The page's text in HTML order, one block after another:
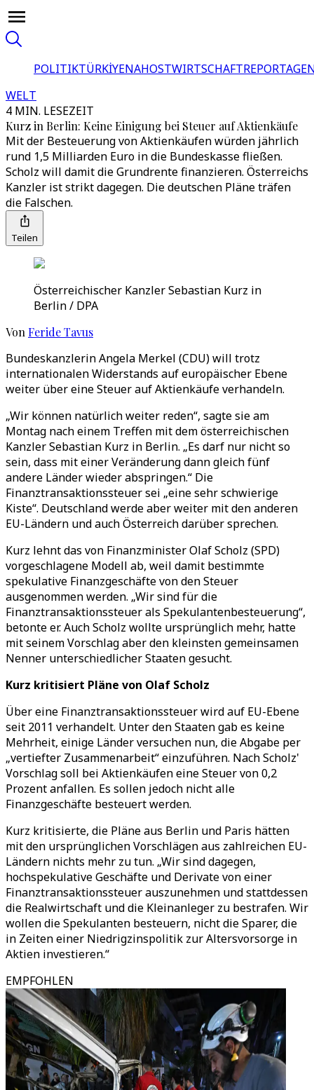
POLITIKTÜRKİYENAHOSTWIRTSCHAFT
WELT
4 MIN. LESEZEIT
Kurz in Berlin: Keine Einigung bei Steuer auf Aktienkäufe
Mit der Besteuerung von Aktienkäufen würden jährlich
rund 1,5 Milliarden Euro in die Bundeskasse fließen.
Scholz will damit die Grundrente finanzieren. Österreichs
Kanzler ist strikt dagegen. Die deutschen Pläne träfen
die Falschen.
Teilen
Österreichischer Kanzler Sebastian Kurz in
Berlin / DPA
Von Feride Tavus
Bundeskanzlerin Angela Merkel (CDU) will trotz
internationalen Widerstands auf europäischer Ebene
weiter über eine Steuer auf Aktienkäufe verhandeln.
„Wir können natürlich weiter reden“, sagte sie am
Montag nach einem Treffen mit dem österreichischen
Kanzler Sebastian Kurz in Berlin. „Es darf nur nicht so
sein, dass mit einer Veränderung dann gleich fünf
andere Länder wieder abspringen.“ Die
Finanztransaktionssteuer sei „eine sehr schwierige
Kiste“. Deutschland werde aber weiter mit den anderen
EU-Ländern und auch Österreich darüber sprechen.
Kurz lehnt das von Finanzminister Olaf Scholz (SPD)
vorgeschlagene Modell ab, weil damit bestimmte
spekulative Finanzgeschäfte von den Steuer
ausgenommen werden. „Wir sind für die
Finanztransaktionssteuer als Spekulantenbesteuerung“,
betonte er. Auch Scholz wollte ursprünglich mehr, hatte
mit seinem Vorschlag aber den kleinsten gemeinsamen
Nenner unterschiedlicher Staaten gesucht.
Kurz kritisiert Pläne von Olaf Scholz
Über eine Finanztransaktionssteuer wird auf EU-Ebene
seit 2011 verhandelt. Unter den Staaten gab es keine
Mehrheit, einige Länder versuchen nun, die Abgabe per
„vertiefter Zusammenarbeit“ einzuführen. Nach Scholz'
Vorschlag soll bei Aktienkäufen eine Steuer von 0,2
Prozent anfallen. Es sollen jedoch nicht alle
Finanzgeschäfte besteuert werden.
Kurz kritisierte, die Pläne aus Berlin und Paris hätten
mit den ursprünglichen Vorschlägen aus zahlreichen EU-
Ländern nichts mehr zu tun. „Wir sind dagegen,
hochspekulative Geschäfte und Derivate von einer
Finanztransaktionssteuer auszunehmen und stattdessen
die Realwirtschaft und die Kleinanleger zu bestrafen. Wir
wollen die Spekulanten besteuern, nicht die Sparer, die
in Zeiten einer Niedrigzinspolitik zur Altersvorsorge in
Aktien investieren.“
EMPFOHLEN